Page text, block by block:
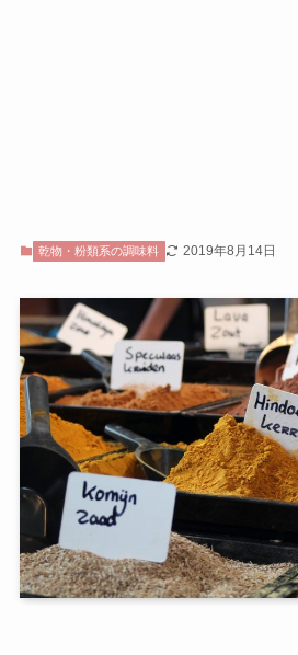
乾物・粉類系の調味料 2019年8月14日